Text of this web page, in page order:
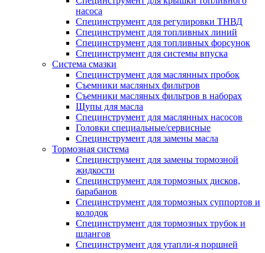
насоса
Специнструмент для регулировки ТНВД
Специнструмент для топливных линий
Специнструмент для топливных форсунок
Специнструмент для системы впуска
Система смазки
Специнструмент для маслянных пробок
Съемники масляных фильтров
Съемники масляных фильтров в наборах
Щупы для масла
Специнструмент для маслянных насосов
Головки специальные/сервисные
Специнструмент для замены масла
Тормозная система
Специнструмент для замены тормозной
жидкости
Специнструмент для тормозных дисков,
барабанов
Специнструмент для тормозных суппортов и
колодок
Специнструмент для тормозных трубок и
шлангов
Специнструмент для утапли-я поршней